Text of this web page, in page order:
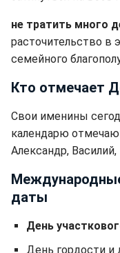
не тратить много
расточительство в
семейного
Кто отмечает
Свои именины
календарю
Александр,
даты
День
День гордости и